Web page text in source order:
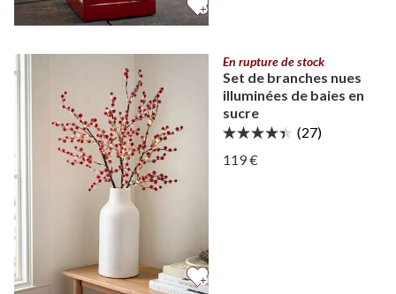
En rupture de stock
Set de branches nues
illuminées de baies en
sucre
(27)
Afficher Set de branches
Afficher Set de branches
119 €